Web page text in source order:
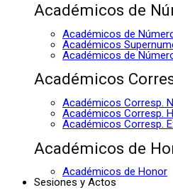
Académicos de
Académicos de
Académicos
Académicos de
Académicos
Académicos Corresp.
Académicos Corresp.
Académicos Corresp.
Académicos de
Académicos de Honor
Sesiones y Actos